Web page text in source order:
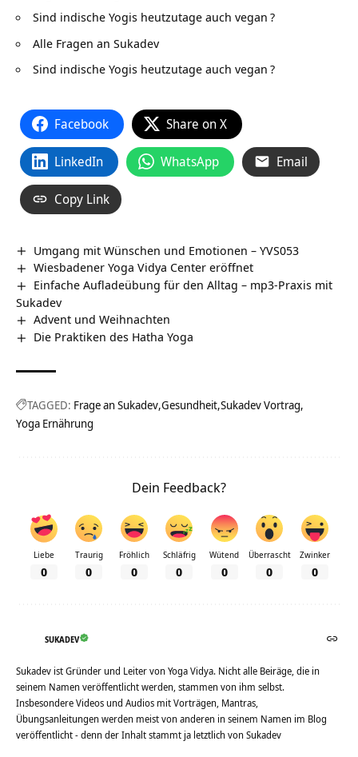
Sind indische Yogis heutzutage auch vegan ?
Alle Fragen an Sukadev
Sind indische Yogis heutzutage auch vegan ?
Facebook Share on X
LinkedIn WhatsApp Email
Copy Link
Umgang mit Wünschen und Emotionen – YVS053
Wiesbadener Yoga Vidya Center eröffnet
Einfache Aufladeübung für den Alltag – mp3-Praxis mit
Sukadev
Advent und Weihnachten
Die Praktiken des Hatha Yoga
TAGGED: Frage an Sukadev Gesundheit Sukadev Vortrag
Yoga Ernährung
Dein Feedback?
Liebe
0
Traurig
0
Fröhlich
0
Schläfrig
0
Wütend
0
Überrascht
0
Zwinker
0
SUKADEV
Sukadev ist Gründer und Leiter von Yoga Vidya. Nicht alle Beiräge, die in
seinem Namen veröffentlicht werden, stammen von ihm selbst.
Insbesondere Videos und Audios mit Vorträgen, Mantras,
Übungsanleitungen werden meist von anderen in seinem Namen im Blog
veröffentlicht - denn der Inhalt stammt ja letztlich von Sukadev